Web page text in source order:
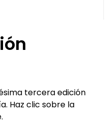
tercera edición
Haz clic sobre la